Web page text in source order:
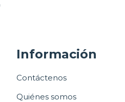
Información
Contáctenos
Quiénes somos